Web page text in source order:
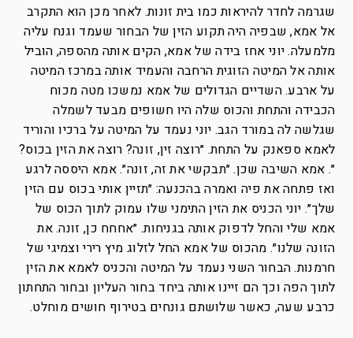
שגרמה לחדר להיראות כמו בית זונות. לאחר מכן הוא התקרב
אל אמא, שבפיה היה תקוע הזין של הבחור שעמד וגנח עליה
מלמעלה. יוני אחז בידה של אמא, הקים אותה מהספה, הוביל
אותה אל המיטה הזוגית הרחבה והעמיד אותה במרכז המיטה
על ארבע. השדיים הגדולים של אמא נמשכו מטה מכוח
הכבידה והתחת והכוס שלה היו חשופים מבעד לשמלה
שגלשה לה במורד הגב. יוני נעמד על המיטה על ברכיו והוריד
לאמא ספאנק על התחת. ״רוצה זין, זונה? רוצה את הזין בכוס?
״. אמא השיבה שכן. ״תבקשי את זה, זונה״. אמא היססה לרגע
ואז פתחה את פיה ואמרה בהכנעה: ״תזיין אותי בכוס עם הזין
שלך״. יוני הכניס את הזין התימני שלו עמוק לתוך הכוס של
אמא שלי והחל לדפוק אותה בגניחות. ״אחחח כן, זונה. את
הזונה שלנו״. מהכוס של אמא החל לזלוג מיץ רירי וצמיגי של
חרמנות. הבחור השני נעמד על המיטה והכניס לאמא את הזין
לתוך הפה וכך הם זיינו אותה ביחד בחור העליון ובחור התחתון
כרבע שעה, כאשר שלושתם גונחים בטירוף חושים מוחלט.